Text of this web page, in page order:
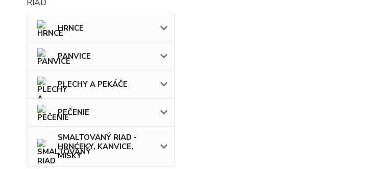
HRNCE
PANVICE
PLECHY A PEKÁČE
PEČENIE
SMALTOVANÝ RIAD -
HRNĆEKY, KANVICE,
MISKY